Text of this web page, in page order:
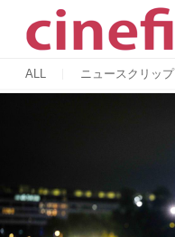
ALL ニュースクリップ